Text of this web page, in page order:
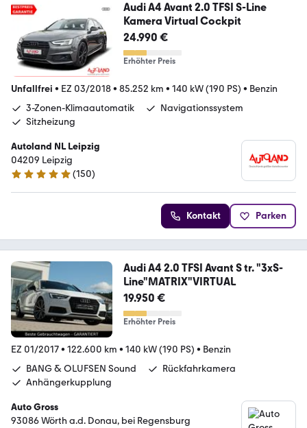
Audi A4 Avant 2.0 TFSI S-Line
Kamera Virtual Cockpit
24.990 €
Erhöhter Preis
Unfallfrei • EZ 03/2018• 85.252 km • 140 kW (190 PS) • Benzin
3-Zonen-Klimaautomatik
Navigationssystem
Sitzheizung
Autoland NL Leipzig
04209 Leipzig
4.8 Sterne
(150)
Kontakt Parken
Audi A4 2.0 TFSI Avant S tr. "3xS-
Line"MATRIX"VIRTUAL
19.950 €
Erhöhter Preis
EZ 01/2017• 122.600 km • 140 kW (190 PS) • Benzin
BANG & OLUFSEN Sound
Rückfahrkamera
Anhängerkupplung
Auto Gross
93086 Wörth a.d. Donau, bei Regensburg